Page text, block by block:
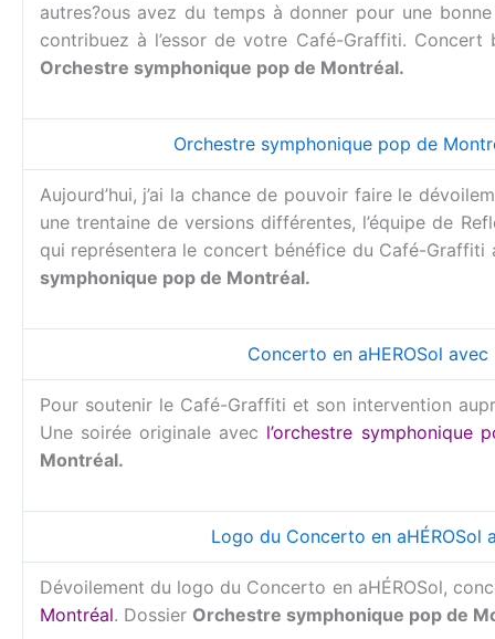
autres?ous avez du temps à donner pour une
contribuez à l’essor de votre Café-Graffiti.
Orchestre symphonique pop de Montréal.
Orchestre symphonique pop de
Aujourd’hui, j’ai la chance de pouvoir faire le
une trentaine de versions différentes, l’équipe de
qui représentera le concert bénéfice du Café-Graffiti
symphonique pop de Montréal.
Concerto en aHEROSol
Pour soutenir le Café-Graffiti et son intervention
Une soirée originale avec l’orchestre symphonique
Montréal.
Logo du Concerto en aHÉROSol
Dévoilement du logo du Concerto en aHÉROSol,
Montréal. Dossier Orchestre symphonique pop de